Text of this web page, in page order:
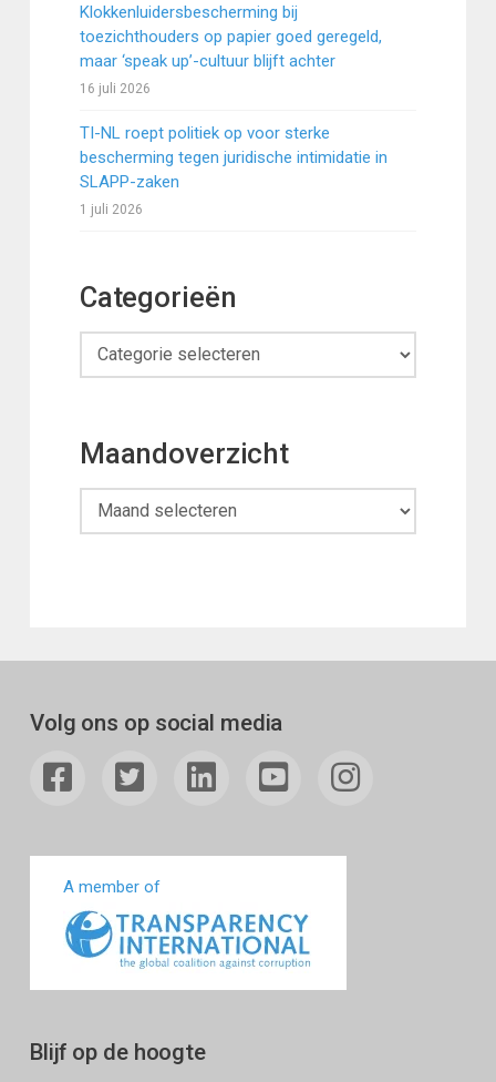
Klokkenluidersbescherming bij
toezichthouders op papier goed geregeld,
maar ‘speak up’-cultuur blijft achter
16 juli 2026
TI-NL roept politiek op voor sterke
bescherming tegen juridische intimidatie in
SLAPP-zaken
1 juli 2026
Categorieën
Categorieën
Maandoverzicht
Maandoverzicht
Volg ons op social media
A member of
Blijf op de hoogte